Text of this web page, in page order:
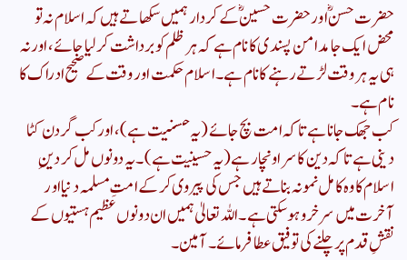
​حضرت حسنؓ اور حضرت حسینؓ کے کردار ہمیں سکھاتے ہیں کہ اسلام نہ تو
محض ایک جامد امن پسندی کا نام ہے کہ ہر ظلم کو برداشت کر لیا جائے، اور نہ
ہی یہ ہر وقت لڑتے رہنے کا نام ہے۔ اسلام حکمت اور وقت کے صحیح ادراک کا
نام ہے۔
​کب جھک جانا ہے تاکہ امت بچ جائے (یہ حسنیت ہے)، اور کب گردن کٹا
دینی ہے تاکہ دین کا سر اونچا رہے (یہ حسینیت ہے)۔ یہ دونوں مل کر دینِ
اسلام کا وہ کامل نمونہ بناتے ہیں جس کی پیروی کر کے امتِ مسلمہ دنیا اور
آخرت میں سرخرو ہو سکتی ہے۔ اللہ تعالیٰ ہمیں ان دونوں عظیم ہستیوں کے
نقشِ قدم پر چلنے کی توفیق عطا فرمائے۔ آمین۔